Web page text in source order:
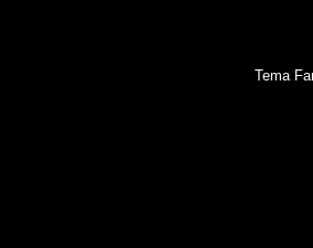
Tema